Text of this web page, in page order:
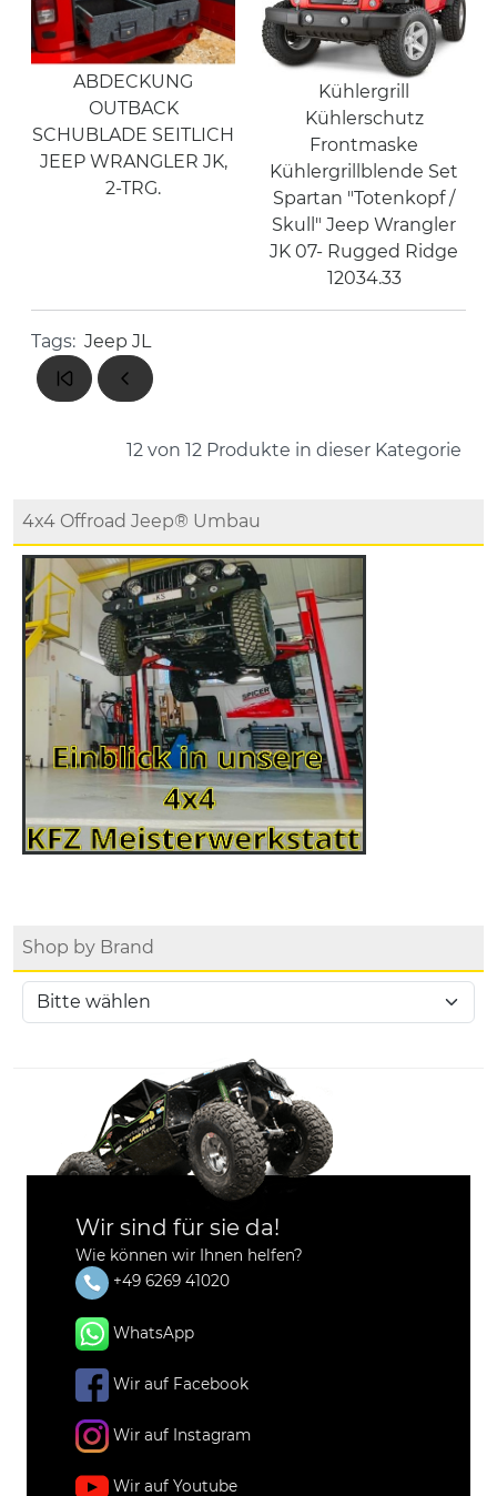
ABDECKUNG
OUTBACK
SCHUBLADE SEITLICH
JEEP WRANGLER JK,
2-TRG.
Kühlergrill
Kühlerschutz
Frontmaske
Kühlergrillblende Set
Spartan "Totenkopf /
Skull" Jeep Wrangler
JK 07- Rugged Ridge
12034.33
Tags: Jeep JL
12 von 12 Produkte in dieser Kategorie
4x4 Offroad Jeep® Umbau
Shop by Brand
Wir sind für sie da!
Wie können wir Ihnen helfen?
+49 6269 41020
WhatsApp
Wir auf Facebook
Wir auf Instagram
Wir auf Youtube